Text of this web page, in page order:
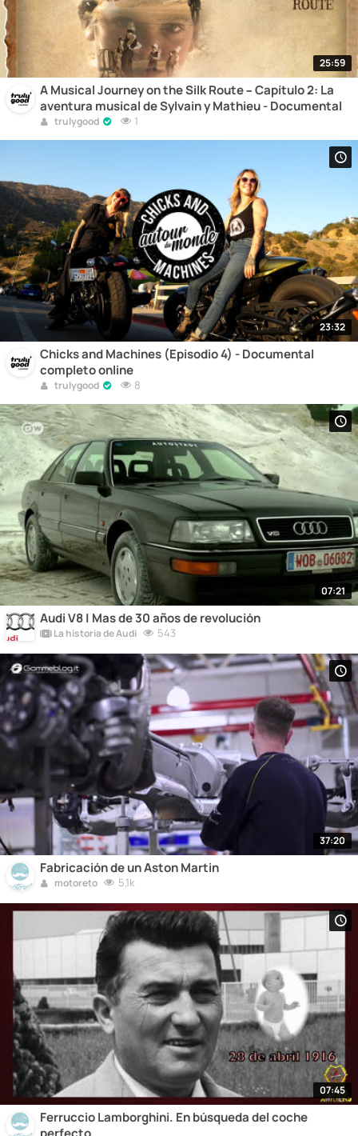
25:59
A Musical Journey on the Silk Route – Capítulo 2: La
aventura musical de Sylvain y Mathieu - Documental
trulygood 1
23:32
Chicks and Machines (Episodio 4) - Documental
completo online
trulygood 8
07:21
Audi V8 | Mas de 30 años de revolución
La historia de Audi 543
37:20
Fabricación de un Aston Martin
motoreto 5,1k
07:45
Ferruccio Lamborghini. En búsqueda del coche